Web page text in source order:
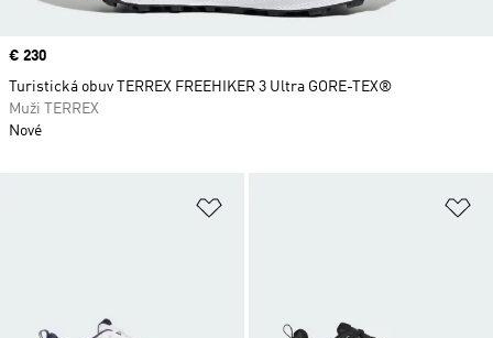
Pridať do zoznamu želaných
Price
€ 230
Turistická obuv TERREX FREEHIKER 3 Ultra GORE-TEX®
Muži TERREX
Nové